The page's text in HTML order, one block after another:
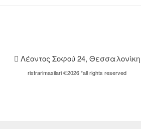
Λέοντος Σοφού 24, Θεσσαλονίκη
rixtrarimaxilari ©2026 *all rights reserved